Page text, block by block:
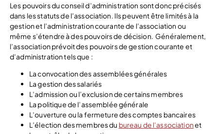
Les pouvoirs du conseil d’administration sont donc précisés
dans les statuts de l’association. Ils peuvent être limités à la
gestion et l’administration courante de l’association ou
même s’étendre à des pouvoirs de décision. Généralement,
l’association prévoit des pouvoirs de gestion courante et
d’administration tels que :
La convocation des assemblées générales
La gestion des salariés
L’admission ou l’exclusion de certains membres
La politique de l’assemblée générale
L’ouverture ou la fermeture des comptes bancaires
L’élection des membres du bureau de l’associationet